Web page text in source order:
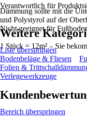
Dämmung sollte mit die
und Polystyrol auf der
Nicht geeignet für
1 Stück = 12m² – Sie
Verantwortlich für
Weitere
Liste überspringen
Bodenbeläge & Fliesen
Folien &
Verlegewerkzeuge
Bereich überspringen